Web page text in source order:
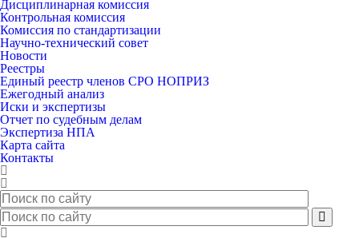
Дисциплинарная комиссия
Контрольная комиссия
Комиссия по стандартизации
Научно-технический совет
Новости
Реестры
Единый реестр членов СРО НОПРИЗ
Ежегодный анализ
Иски и экспертизы
Отчет по судебным делам
Экспертиза НПА
Карта сайта
Контакты